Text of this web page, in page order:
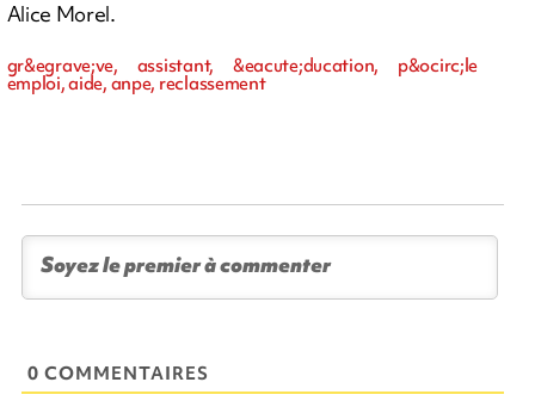
Alice Morel.
gr&egrave;ve, assistant, &eacute;ducation, p&ocirc;le
emploi, aide, anpe, reclassement
0 COMMENTAIRES